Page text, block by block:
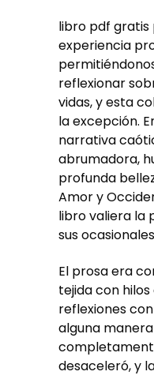
libro pdf gratis
experiencia
reflexionar
vidas, y esta
la excepción.
narrativa
abrumadora,
profunda
Amor y
libro valiera la
sus
El prosa era
tejida con
reflexiones
alguna
desaceleró, y